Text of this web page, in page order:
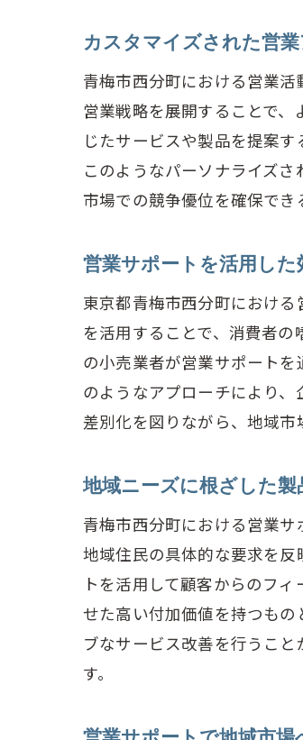
カスタマイズされた営
青梅市西分町における営業
営業戦略を展開することで
じたサービスや製品を提案
このようなパーソナライズ
市場での競争優位を確保でき
営業サポートを活用し
東京都青梅市西分町におけ
を活用することで、消費者
の小売業者が営業サポート
のようなアプローチにより
差別化を図りながら、地域市
地域ニーズに根ざした
青梅市西分町における営業サ
地域住民の具体的な要求を
トを活用して顧客からのフ
せた高い付加価値を持つも
ブなサービス改善を行うこ
す。